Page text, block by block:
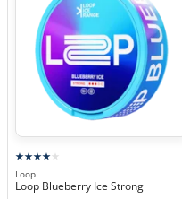
Loop
Loop Blueberry Ice Strong